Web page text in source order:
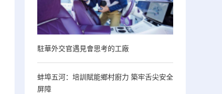
駐華外交官遇見會思考的工廠
蚌埠五河：培訓賦能鄉村廚力 築牢舌尖安全
屏障